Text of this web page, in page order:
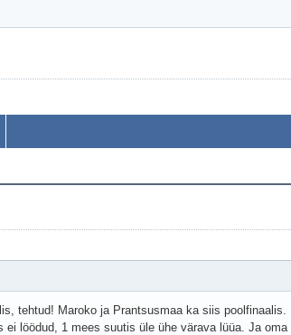
tehtud! Maroko ja Prantsusmaa ka siis poolfinaalis.
ei löödud, 1 mees suutis üle ühe värava lüüa. Ja